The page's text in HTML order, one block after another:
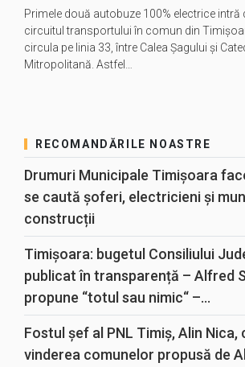
Primele două autobuze 100% electrice intră
circuitul transportului în comun din
circula pe linia 33, între Calea Șagului și
Mitropolitană. Astfel…
RECOMANDĂRILE NOASTRE
Drumuri Municipale Timișoara
se caută șoferi, electricieni și
construcții
Timișoara: bugetul Consiliului
publicat în transparență – Alfred
propune “totul sau nimic“ –...
Fostul șef al PNL Timiș, Alin
vinderea comunelor propusă de